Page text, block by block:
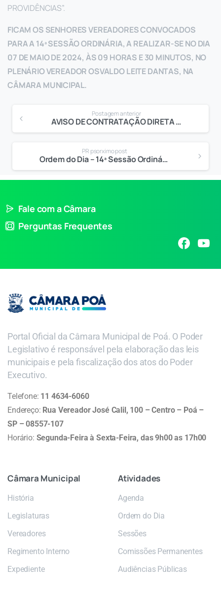
PROVIDÊNCIAS”.
FICAM OS SENHORES VEREADORES CONVOCADOS
PARA A 14ª SESSÃO ORDINÁRIA, A REALIZAR-SE NO DIA
07 DE MAIO DE 2024, ÀS 09 HORAS E 30 MINUTOS, NO
PLENÁRIO VEREADOR OSVALDO LEITE DANTAS, NA
CÂMARA MUNICIPAL.
Postagem anterior
AVISO DE CONTRATAÇÃO DIRETA Nº 90006/2024
PR psorximo post
Ordem do Dia – 14ª Sessão Ordinária
Fale com a Câmara
Perguntas Frequentes
Portal Oficial da Câmara Municipal de Poá. O Poder
Legislativo é responsável pela elaboração das leis
municipais e pela fiscalização dos atos do Poder
Executivo.
Telefone: 11 4634-6060
Endereço: Rua Vereador José Calil, 100 – Centro – Poá –
SP – 08557-107
Horário: Segunda-Feira à Sexta-Feira, das 9h00 as 17h00
Câmara Municipal
História
Legislaturas
Vereadores
Regimento Interno
Expediente
Atividades
Agenda
Ordem do Dia
Sessões
Comissões Permanentes
Audiências Públicas